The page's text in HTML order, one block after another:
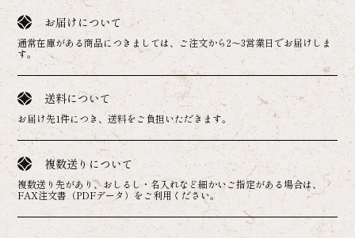
お届けについて
通常在庫がある商品につきましては、ご注文から2～3営業日でお届けしま
す。
送料について
お届け先1件につき、送料をご負担いただきます。
複数送りについて
複数送り先があり、おしるし・名入れなど細かいご指定がある場合は、
FAX注文書（PDFデータ）をご利用ください。